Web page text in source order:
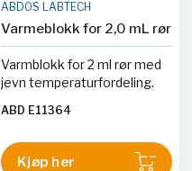
ABDOS LABTECH
Varmeblokk for 2,0 mL rør
Varmblokk for 2 ml rør med
jevn temperaturfordeling.
ABD E11364
Kjøp her